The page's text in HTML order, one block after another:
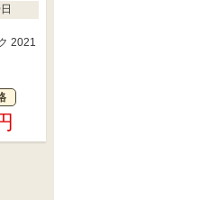
2021